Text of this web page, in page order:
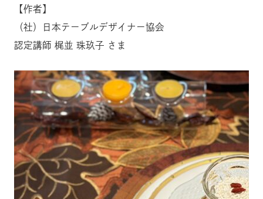
【作者】
（社）日本テーブルデザイナー協会
認定講師 梶並 珠玖子 さま